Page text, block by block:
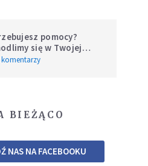
pomocy?
się w Twojej
komentarzy
BIEŻĄCO
NAS NA FACEBOOKU